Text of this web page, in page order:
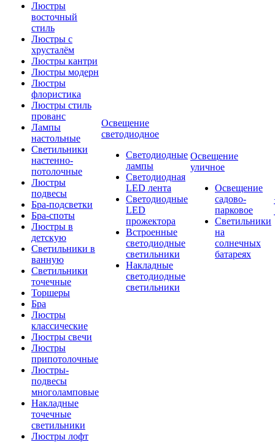
Люстры
восточный
стиль
Люстры с
хрусталём
Люстры кантри
Люстры модерн
Люстры
флористика
Люстры стиль
прованс
Лампы
настольные
Светильники
настенно-
потолочные
Люстры
подвесы
Бра-подсветки
Бра-споты
Люстры в
детскую
Светильники в
ванную
Светильники
точечные
Торшеры
Бра
Люстры
классические
Люстры свечи
Люстры
припотолочные
Люстры-
подвесы
многоламповые
Накладные
точечные
светильники
Люстры лофт
Освещение
светодиодное
Светодиодные
лампы
Светодиодная
LED лента
Светодиодные
LED
прожектора
Встроенные
светодиодные
светильники
Накладные
светодиодные
светильники
Освещение
уличное
Освещение
садово-
парковое
Светильники
на
солнечных
батареях